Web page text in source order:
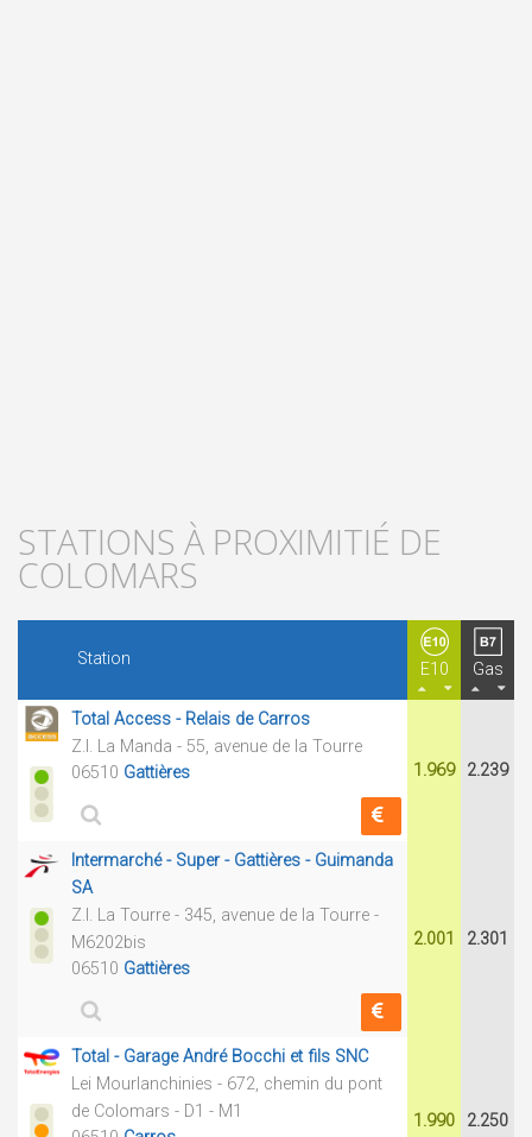
STATIONS À PROXIMITIÉ DE
COLOMARS
Station
E10 Gas
Total Access - Relais de Carros
Z.I. La Manda - 55, avenue de la Tourre
06510 Gattières 1.969 2.239
Intermarché - Super - Gattières - Guimanda
SA
Z.I. La Tourre - 345, avenue de la Tourre -
M6202bis
06510 Gattières
2.001 2.301
Total - Garage André Bocchi et fils SNC
Lei Mourlanchinies - 672, chemin du pont
de Colomars - D1 - M1
1.990 2.250